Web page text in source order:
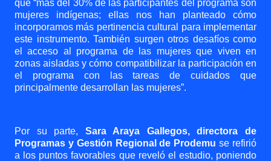
que “más del 30% de las participantes del programa son
mujeres indígenas; ellas nos han planteado cómo
incorporamos más pertinencia cultural para implementar
este instrumento. También surgen otros desafíos como
el acceso al programa de las mujeres que viven en
zonas aisladas y cómo compatibilizar la participación en
el programa con las tareas de cuidados que
principalmente desarrollan las mujeres”.
Por su parte, Sara Araya Gallegos, directora de
Programas y Gestión Regional de Prodemu se refirió
a los puntos favorables que reveló el estudio, poniendo